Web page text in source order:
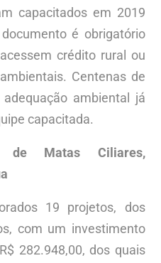
capacitados em 2019
é obrigatório
crédito rural ou
Centenas de
ambiental já
capacitada.
de Matas Ciliares,
19 projetos, dos
com um investimento
282.948,00, dos quais